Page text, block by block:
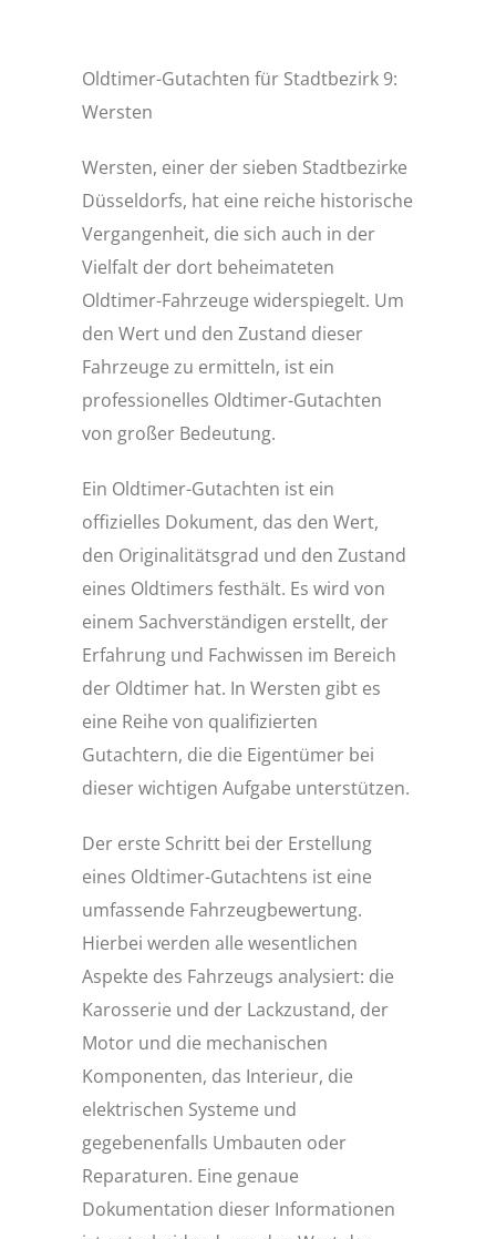
Oldtimer-Gutachten für Stadtbezirk 9:
Wersten
Wersten, einer der sieben Stadtbezirke
Düsseldorfs, hat eine reiche historische
Vergangenheit, die sich auch in der
Vielfalt der dort beheimateten
Oldtimer-Fahrzeuge widerspiegelt. Um
den Wert und den Zustand dieser
Fahrzeuge zu ermitteln, ist ein
professionelles Oldtimer-Gutachten
von großer Bedeutung.
Ein Oldtimer-Gutachten ist ein
offizielles Dokument, das den Wert,
den Originalitätsgrad und den Zustand
eines Oldtimers festhält. Es wird von
einem Sachverständigen erstellt, der
Erfahrung und Fachwissen im Bereich
der Oldtimer hat. In Wersten gibt es
eine Reihe von qualifizierten
Gutachtern, die die Eigentümer bei
dieser wichtigen Aufgabe unterstützen.
Der erste Schritt bei der Erstellung
eines Oldtimer-Gutachtens ist eine
umfassende Fahrzeugbewertung.
Hierbei werden alle wesentlichen
Aspekte des Fahrzeugs analysiert: die
Karosserie und der Lackzustand, der
Motor und die mechanischen
Komponenten, das Interieur, die
elektrischen Systeme und
gegebenenfalls Umbauten oder
Reparaturen. Eine genaue
Dokumentation dieser Informationen